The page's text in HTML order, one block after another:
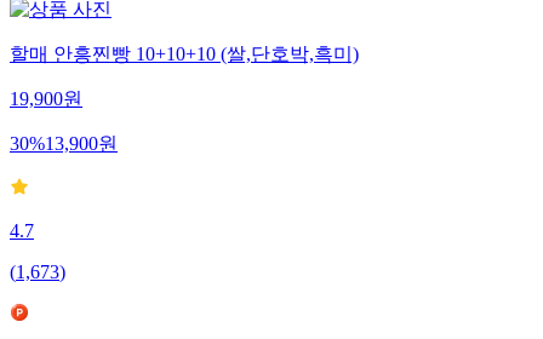
할매 안흥찐빵 10+10+10 (쌀,단호박,흑미)
19,900원
30%13,900원
4.7
(1,673)